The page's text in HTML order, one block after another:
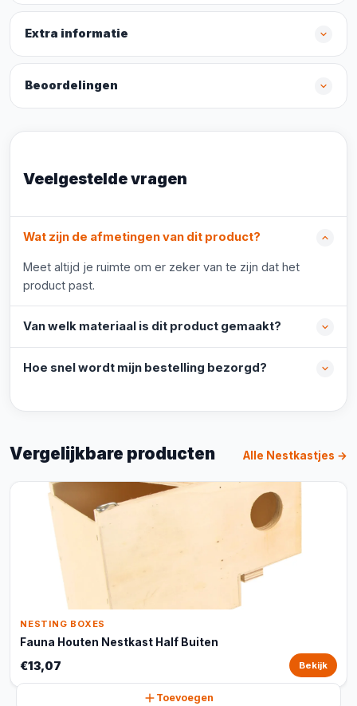
Extra informatie
Beoordelingen
Veelgestelde vragen
Wat zijn de afmetingen van dit product?
Meet altijd je ruimte om er zeker van te zijn dat het
product past.
Van welk materiaal is dit product gemaakt?
Hoe snel wordt mijn bestelling bezorgd?
Vergelijkbare producten Alle Nestkastjes →
NESTING BOXES
Fauna Houten Nestkast Half Buiten
€13,07 Bekijk
Toevoegen